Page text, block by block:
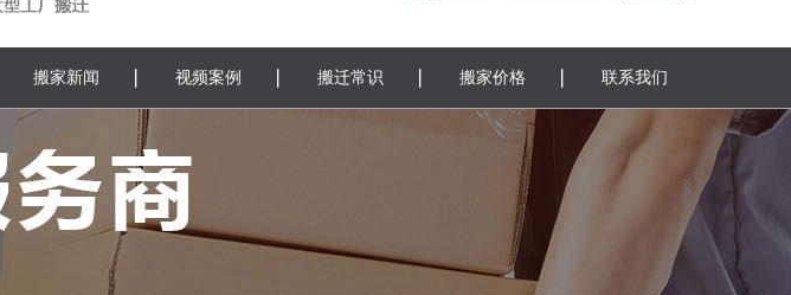
搬家新闻 视频案例 搬迁常识 搬家价格 联系我们